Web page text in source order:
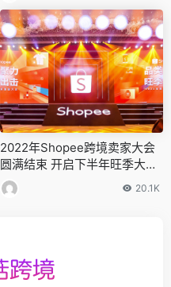
2022年Shopee跨境卖家大会
圆满结束 开启下半年旺季大促
帷幕
20.1K